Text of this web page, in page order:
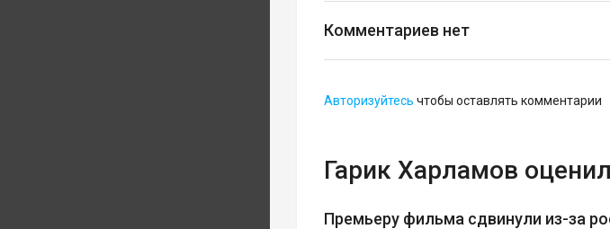
Комментариев нет
Авторизуйтесь чтобы оставлять комментарии
Гарик Харламов
Премьеру фильма сдвинули из-за